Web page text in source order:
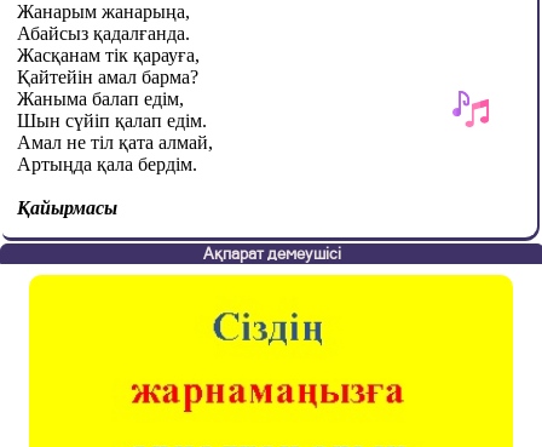
Жанарым жанарыңа,
Абайсыз қадалғанда.
Жасқанам тік қарауға,
Қайтейін амал барма?
Жаныма балап едім,
Шын сүйіп қалап едім.
Амал не тіл қата алмай,
Артыңда қала бердім.
Қайырмасы
Ақпарат демеушісі